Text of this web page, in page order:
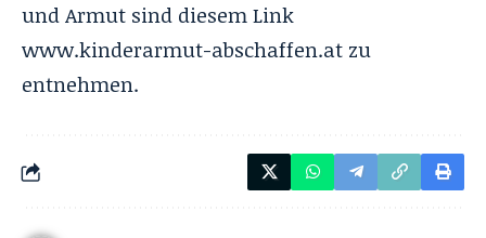
und Armut sind diesem Link
www.kinderarmut-abschaffen.at zu
entnehmen.